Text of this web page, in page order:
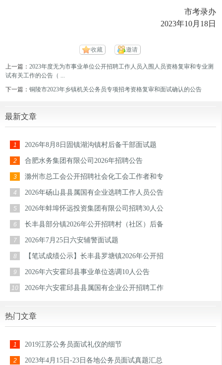
市考录办
2023年10月18日
收藏 邀请
上一篇：2023年度无为市事业单位公开招聘工作人员入围人员资格复审和专业测
试有关工作的公告（ ...
下一篇：铜陵市2023年乡镇机关公务员专项招考资格复审和面试确认的公告
最新文章
1 2026年8月8日固镇湖沟镇村后备干部面试题
2 合肥水务集团有限公司2026年招聘公告
3 滁州市总工会公开招聘社会化工会工作者和专
4 2026年砀山县县属国有企业选聘工作人员公告
5 2026年蚌埠怀远投资集团有限公司招聘30人公
6 长丰县部分镇2026年公开招聘村（社区）后备
7 2026年7月25日六安辅警面试题
8 【笔试成绩公示】长丰县罗塘镇2026年公开招
9 2026年六安霍邱县事业单位选调10人公告
10 2026年六安霍邱县县属国有企业公开招聘工作
热门文章
1 2019江苏公务员面试礼仪的细节
2 2023年4月15日-23日各地公务员面试真题汇总